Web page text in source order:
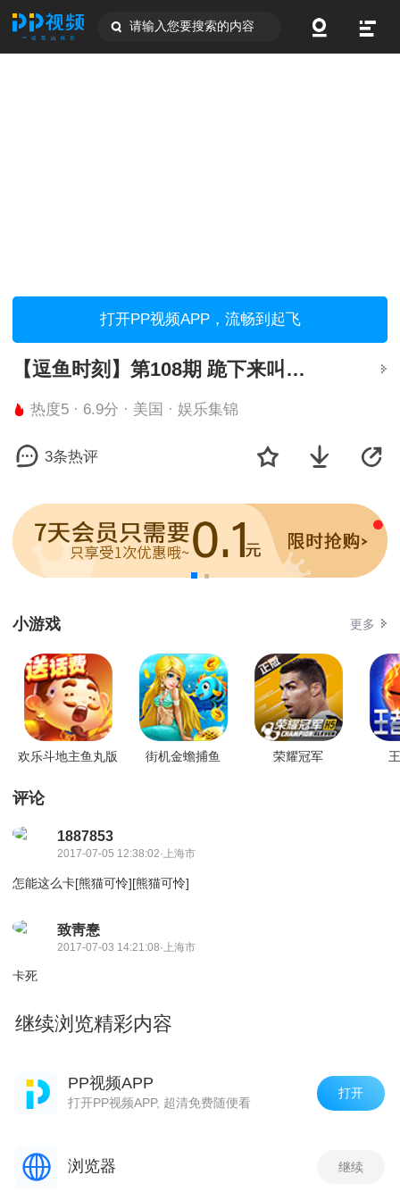
请输入您要搜索的内容
打开PP视频APP，流畅到起飞
【逗鱼时刻】第108期 跪下来叫你爸爸
热度5 · 6.9分 · 美国 · 娱乐集锦
3条热评
小游戏 更多
欢乐斗地主鱼丸版 街机金蟾捕鱼 荣耀冠军
评论
1887853
2017-07-05 12:38:02·上海市
怎能这么卡[熊猫可怜][熊猫可怜]
致靑惷
2017-07-03 14:21:08·上海市
卡死
2017-05-29 11:36:50·上海市
继续浏览精彩内容
PP视频APP
打开PP视频APP, 超清免费随便看
打开
浏览器 继续